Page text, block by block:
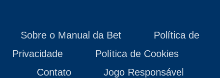
Sobre o Manual da Bet
Política de
Privacidade
Política de Cookies
Contato
Jogo Responsável